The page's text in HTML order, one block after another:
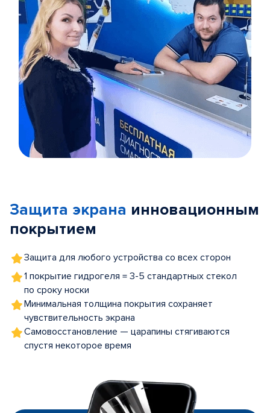
5
Защита экрана инновационным
покрытием
Защита для любого устройства со всех сторон
1 покрытие гидрогеля = 3-5 стандартных стекол
по сроку носки
Минимальная толщина покрытия сохраняет
чувствительность экрана
Самовосстановление — царапины стягиваются
спустя некоторое время